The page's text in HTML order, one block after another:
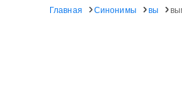
Главная Синонимы вы